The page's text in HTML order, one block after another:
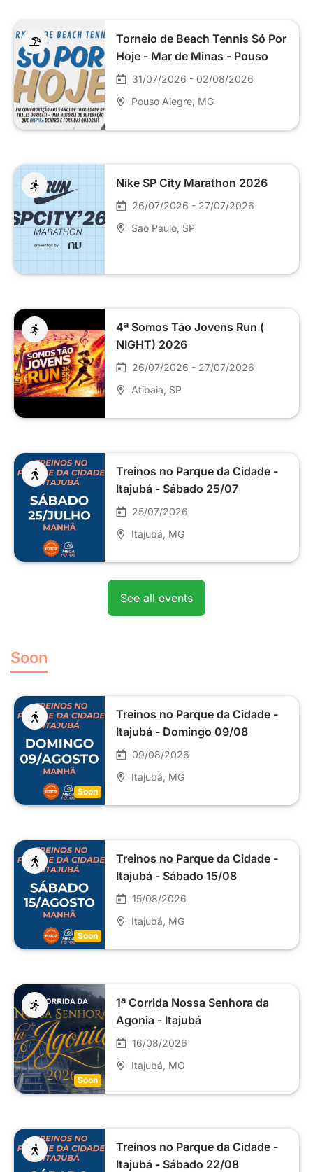
Torneio de Beach Tennis Só Por
Hoje - Mar de Minas - Pouso
Alegre31/07/2026 - 02/08/2026
Pouso Alegre , MG
Nike SP City Marathon 2026
26/07/2026 - 27/07/2026
São Paulo , SP
4ª Somos Tão Jovens Run (
NIGHT) 2026
26/07/2026 - 27/07/2026
Atibaia , SP
Treinos no Parque da Cidade -
Itajubá - Sábado 25/07
25/07/2026
Itajubá , MG
See all events
Soon
Soon
Treinos no Parque da Cidade -
Itajubá - Domingo 09/08
09/08/2026
Itajubá , MG
Soon
Treinos no Parque da Cidade -
Itajubá - Sábado 15/08
15/08/2026
Itajubá , MG
Soon
1ª Corrida Nossa Senhora da
Agonia - Itajubá
16/08/2026
Itajubá , MG
Treinos no Parque da Cidade -
Itajubá - Sábado 22/08